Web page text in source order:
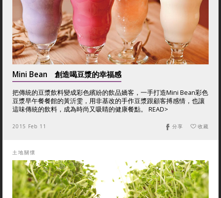
Mini Bean 創造喝豆漿的幸福感
把傳統的豆漿飲料變成彩色繽紛的飲品嬌客，一手打造Mini Bean彩色
豆漿早午餐餐館的黃沂雯，用非基改的手作豆漿跟顧客搏感情，也讓
這味傳統的飲料，成為時尚又吸睛的健康餐點。 READ>
2015 Feb 11 收藏
分享
土地關懷